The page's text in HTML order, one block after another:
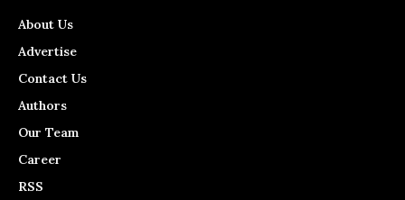
About Us
Advertise
Contact Us
Authors
Our Team
Career
RSS